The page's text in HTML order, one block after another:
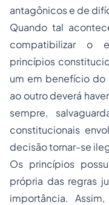
antagônicos e de
Quando tal
compatibilizar o
princípios
um em benefício do
ao outro deverá
sempre,
constitucionais
decisão tornar-se
Os princípios
própria das regras
importância.